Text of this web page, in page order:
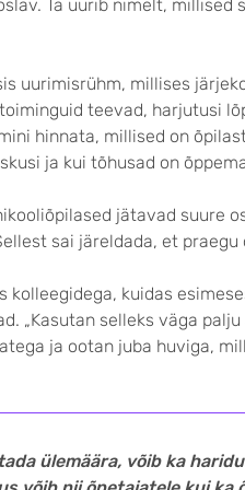
Ta uurib nimelt,
uurimisrühm, millises
teevad, harju­tusi
hin­nata, millised on
ja kui tõhusad on
jätavad suure
sai järeldada, et
kolleegidega, kuidas
„Kasutan selleks väga
ja ootan juba huviga,
ülemäära, võib ka